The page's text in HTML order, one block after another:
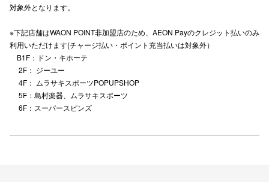
対象外となります。
※下記店舗はWAON POINT非加盟店のため、AEON Payのクレジット払いのみ
利用いただけます(チャージ払い・ポイント充当払いは対象外）
B1F：ドン・キホーテ
2F： ジーユー
4F： ムラサキスポーツPOPUPSHOP
5F：島村楽器、ムラサキスポーツ
6F：スーパースピンズ